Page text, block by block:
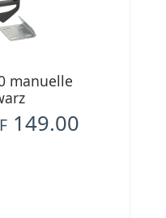
manuelle
149.00